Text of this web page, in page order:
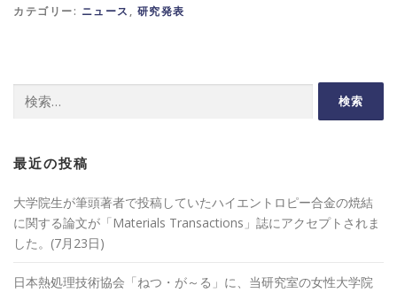
カテゴリー: ニュース , 研究発表
索:
最近の投稿
大学院生が筆頭著者で投稿していたハイエントロピー合金の焼結
に関する論文が「Materials Transactions」誌にアクセプトされま
した。(7月23日)
日本熱処理技術協会「ねつ・が～る」に、当研究室の女性大学院